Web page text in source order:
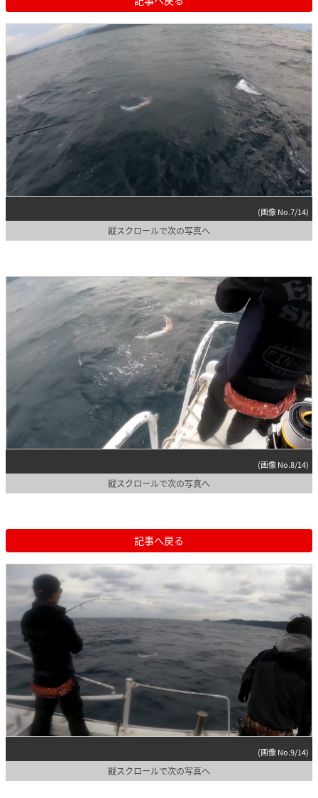
(画像 No.7/14)
縦スクロールで次の写真へ
(画像 No.8/14)
縦スクロールで次の写真へ
記事へ戻る
(画像 No.9/14)
縦スクロールで次の写真へ